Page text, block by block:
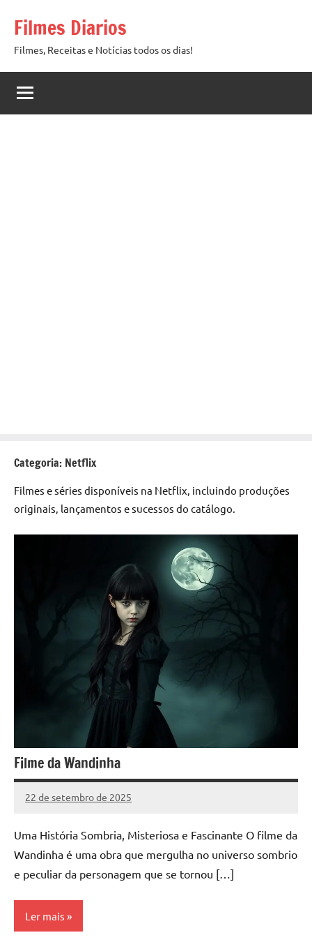
paraFilmes Diarios
Filmes, Receitas e Notícias todos os dias!
Categoria: Netflix
Filmes e séries disponíveis na Netflix, incluindo produções
originais, lançamentos e sucessos do catálogo.
Filme da Wandinha
22 de setembro de 2025
Silveira
Nenhum
Uma História Sombria, Misteriosa e Fascinante O filme da
Wandinha é uma obra que mergulha no universo sombrio
e peculiar da personagem que se tornou […]
Ler mais